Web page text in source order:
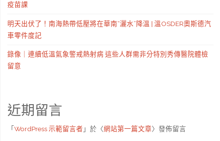
疫苗課
明天出伏了！南海熱帶低壓將在華南“灑水”降溫 | 溫OSDER奧斯德汽
車零件度記
錄像｜連續低溫氣象警戒熱射病 這些人群需非分特別秀傳醫院體檢
留意
近期留言
「 WordPress 示範留言者 」於〈網站第一篇文章〉發佈留言